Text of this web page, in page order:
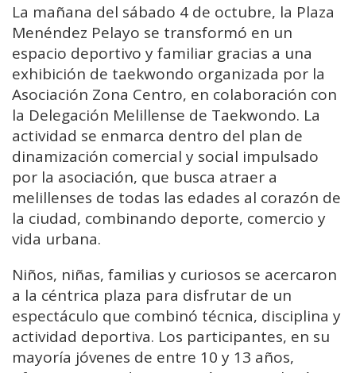
La mañana del sábado 4 de octubre, la Plaza
Menéndez Pelayo se transformó en un
espacio deportivo y familiar gracias a una
exhibición de taekwondo organizada por la
Asociación Zona Centro, en colaboración con
la Delegación Melillense de Taekwondo. La
actividad se enmarca dentro del plan de
dinamización comercial y social impulsado
por la asociación, que busca atraer a
melillenses de todas las edades al corazón de
la ciudad, combinando deporte, comercio y
vida urbana.
Niños, niñas, familias y curiosos se acercaron
a la céntrica plaza para disfrutar de un
espectáculo que combinó técnica, disciplina y
actividad deportiva. Los participantes, en su
mayoría jóvenes de entre 10 y 13 años,